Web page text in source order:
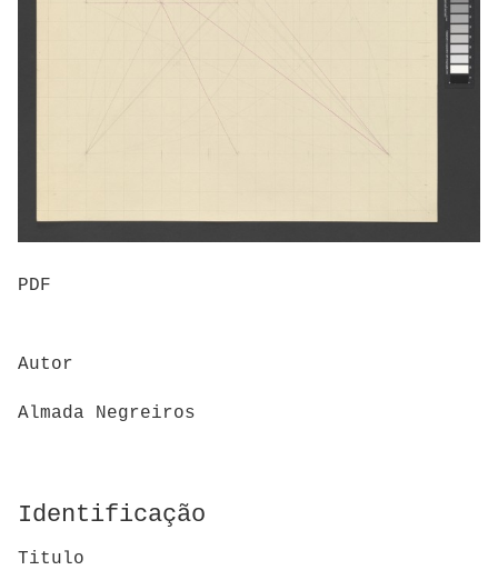
PDF
Autor
Almada Negreiros
Identificação
Titulo